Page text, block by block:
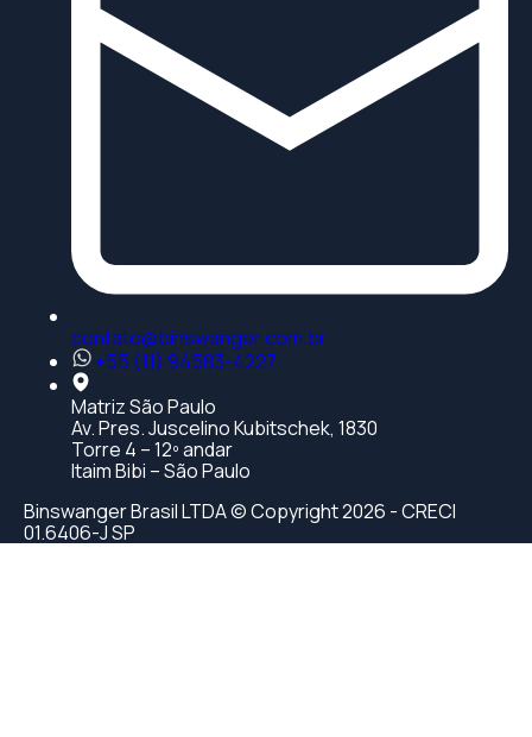
contato@binswanger.com.br
+55 (11) 94583-4227
Matriz São Paulo
Av. Pres. Juscelino Kubitschek, 1830
Torre 4 – 12º andar
Itaim Bibi – São Paulo
Binswanger Brasil LTDA © Copyright 2026 - CRECI
01.6406-J SP